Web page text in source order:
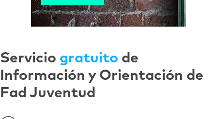
Servicio gratuito de
Información y Orientación de
Fad Juventud